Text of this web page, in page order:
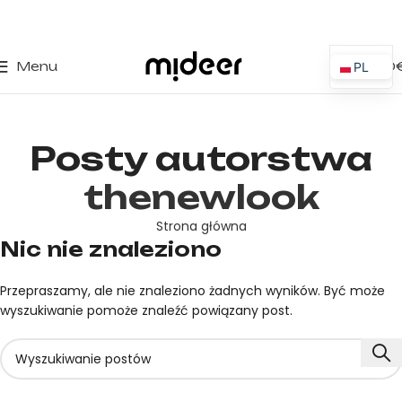
Menu 0,00
Posty autorstwa
thenewlook
Strona główna
Nic nie znaleziono
Przepraszamy, ale nie znaleziono żadnych wyników. Być może
wyszukiwanie pomoże znaleźć powiązany post.
PL
ES
IT